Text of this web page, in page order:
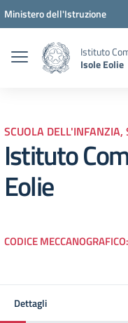
Vai ai contenuti
Vai al menu di navigazione
Vai al footer
Ministero dell'Istruzione
Istituto
Isole Eolie
SCUOLA
Istituto
Eolie
CODICE MECCANOGRAFICO:
Dettagli